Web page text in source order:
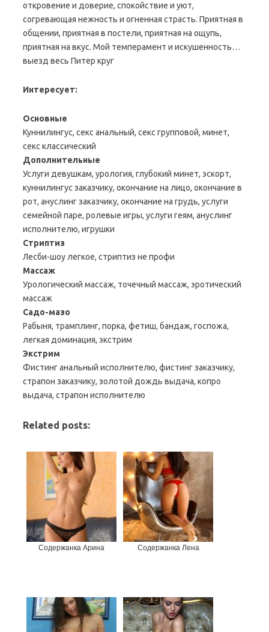
откровение и доверие, спокойствие и уют,
согревающая нежность и огненная страсть. Приятная в
общении, приятная в постели, приятная на ощупь,
приятная на вкус. Мой темперамент и искушенность…
выезд весь Питер круг
Интересует:
Основные
Куннилингус, секс анальный, секс групповой, минет,
секс классический
Дополнительные
Услуги девушкам, урология, глубокий минет, эскорт,
куннилингус заказчику, окончание на лицо, окончание в
рот, ануслинг заказчику, окончание на грудь, услуги
семейной паре, ролевые игры, услуги геям, ануслинг
исполнителю, игрушки
Стриптиз
Лесби-шоу легкое, стриптиз не профи
Массаж
Урологический массаж, точечный массаж, эротический
массаж
Садо-мазо
Рабыня, трамплинг, порка, фетиш, бандаж, госпожа,
легкая доминация, экстрим
Экстрим
Фистинг анальный исполнителю, фистинг заказчику,
страпон заказчику, золотой дождь выдача, копро
выдача, страпон исполнителю
Related posts:
Содержанка Арина Содержанка Лена